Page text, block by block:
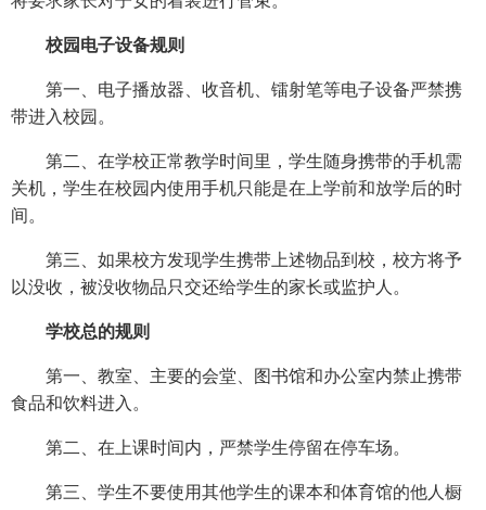
校园电子设备规则
第一、电子播放器、收音机、镭射笔等电子设备严禁携
带进入校园。
第二、在学校正常教学时间里，学生随身携带的手机需
关机，学生在校园内使用手机只能是在上学前和放学后的时
间。
第三、如果校方发现学生携带上述物品到校，校方将予
以没收，被没收物品只交还给学生的家长或监护人。
学校总的规则
第一、教室、主要的会堂、图书馆和办公室内禁止携带
食品和饮料进入。
第二、在上课时间内，严禁学生停留在停车场。
第三、学生不要使用其他学生的课本和体育馆的他人橱